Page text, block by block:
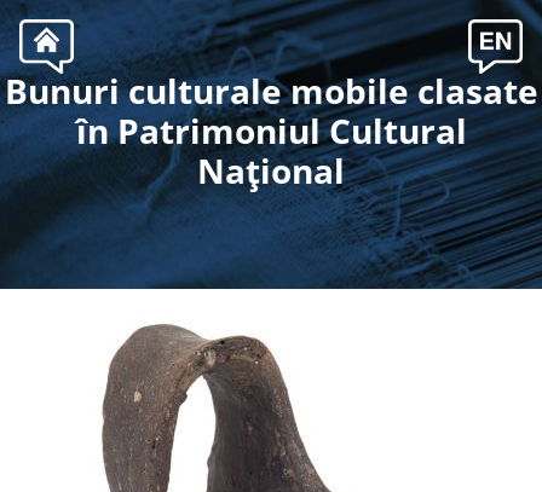
.
Bunuri culturale mobile clasate
în Patrimoniul Cultural
Naţional